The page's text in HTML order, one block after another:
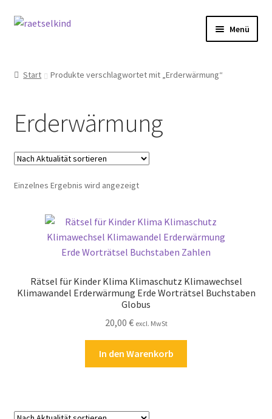
Zur
Zum
Menü
Cookie-Richtlinie (EU)
Datenschutzbelehrung
Echtheit von Bewertungen
Kasse
Shop
Start Produkte verschlagwortet mit „Erderwärmung“
Erderwärmung
Einzelnes Ergebnis wird angezeigt
Rätsel für Kinder Klima Klimaschutz Klimawechsel
Klimawandel Erderwärmung Erde Worträtsel Buchstaben
Globus
20,00 € excl. MwSt
In den Warenkorb